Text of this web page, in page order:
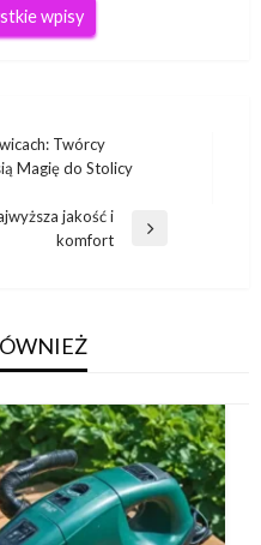
wpisy
Twórcy
Magię do Stolicy
jakość i
komfort